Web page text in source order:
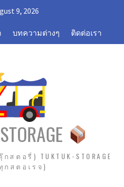
9, 2026
บทความต่างๆ ติดต่อเรา
สตอรี่) TUKTUK-STORAGE
กสตอเรจ)